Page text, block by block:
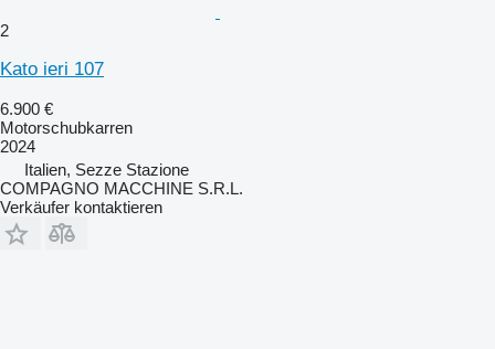
2
Kato ieri 107
6.900 €
Motorschubkarren
2024
Italien, Sezze Stazione
COMPAGNO MACCHINE S.R.L.
Verkäufer kontaktieren